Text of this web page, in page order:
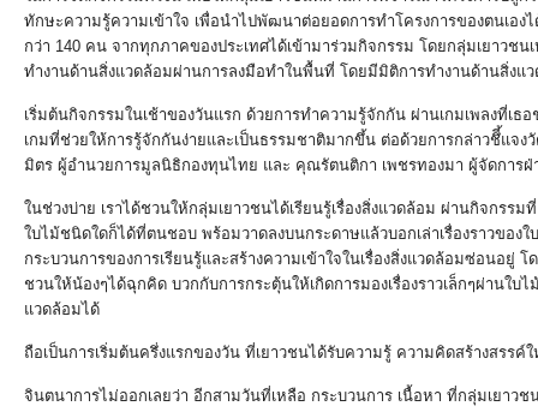
ทักษะความรู้ความเข้าใจ เพื่อนำไปพัฒนาต่อยอดการทำโครงการของตนเอ
กว่า 140 คน จากทุกภาคของประเทศได้เข้ามาร่วมกิจกรรม โดยกลุ่มเยาวช
ทำงานด้านสิ่งแวดล้อมผ่านการลงมือทำในพื้นที่ โดยมีมิติการทำงานด้านสิ่งแว
เริ่มต้นกิจกรรมในเช้าของวันแรก ด้วยการทำความรู้จักกัน ผ่านเกมเพลงที่เธอ
เกมที่ช่วยให้การรู้จักกันง่ายและเป็นธรรมชาติมากขึ้น ต่อด้วยการกล่าวชึี้แจ
มิตร ผู้อำนวยการมูลนิธิกองทุนไทย และ คุณรัตนติกา เพชรทองมา ผู้จัดการ
ในช่วงบ่าย เราได้ชวนให้กลุ่มเยาวชนได้เรียนรู้เรื่องสิ่งแวดล้อม ผ่านกิจกรรม
ใบไม้ชนิดใดก็ได้ที่ตนชอบ พร้อมวาดลงบนกระดาษแล้วบอกเล่าเรื่องราวของ
กระบวนการของการเรียนรู้และสร้างความเข้าใจในเรื่องสิ่งแวดล้อมซ่อนอยู่
ชวนให้น้องๆได้ฉุกคิด บวกกับการกระตุ้นให้เกิดการมองเรื่องราวเล็กๆผ่านใบ
แวดล้อมได้
ถือเป็นการเริ่มต้นครึ่งแรกของวัน ที่เยาวชนได้รับความรู้ ความคิดสร้างสรร
จินตนาการไม่ออกเลยว่า อีกสามวันที่เหลือ กระบวนการ เนื้อหา ที่กลุ่มเยา